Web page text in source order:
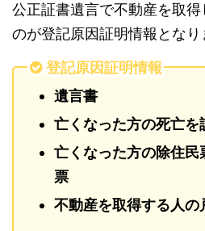
公正証書遺言で不動産を取
のが登記原因証明情報となり
登記原因証明情報
遺言書
亡くなった方の死亡を
亡くなった方の除住民
票
不動産を取得する人の